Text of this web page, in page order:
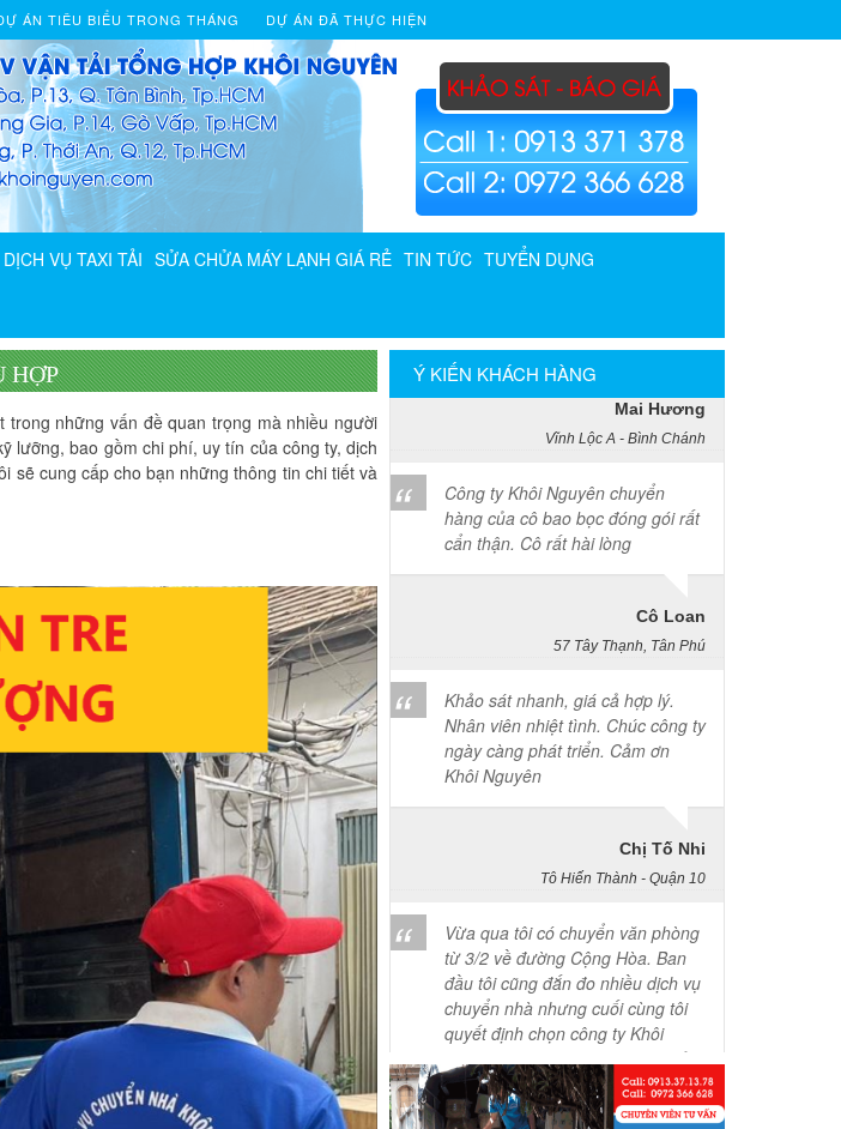
ÁN TIÊU BIỂU TRONG THÁNG DỰ ÁN ĐÃ THỰC HIỆN
DỊCH VỤ TAXI TẢI SỬA CHỬA MÁY LẠNH GIÁ RẺ TIN TỨC TUYỂN DỤNG
HỢP
những vấn đề quan trọng mà nhiều người
lưỡng, bao gồm chi phí, uy tín của công ty, dịch
sẽ cung cấp cho bạn những thông tin chi tiết và
Ý KIẾN KHÁCH HÀNG
Phạm Minh Tuấn
232/2 Cộng Hòa, P.13, Q. Tân Bình
Vợ chồng tôi vừa chuyển về nhà
mới ở Chưng cư Thái An về quận
2. Tôi được biết dịch vụ của Khôi
Nguyên đã lâu và đến nay đã sử
dụng dịch vụ chuyển nhà này. Tôi
xin chúng công ty ngày càng phát
triển và nâng cao chất lượng dịch
Vĩnh Lộc A - Bình Chánh
Công ty Khôi Nguyên chuyển
hàng của cô bao bọc đóng gói rất
cẩn thận. Cô rất hài lòng
Cô Loan
57 Tây Thạnh, Tân Phú
Khảo sát nhanh, giá cả hợp lý.
ngày càng phát triển. Cảm ơn
Khôi Nguyên
Chị Tố Nhi
Tô Hiến Thành - Quận 10
Vừa qua tôi có chuyển văn phòng
từ 3/2 về đường Cộng Hòa. Ban
đầu tôi cũng đắn đo nhiều dịch vụ
chuyển nhà nhưng cuối cùng tôi
quyết định chọn công ty Khôi
Nguyên. Tôi thật sự hài lòng. Cảm
ơn quý công ty.
Phạm Minh Tuấn